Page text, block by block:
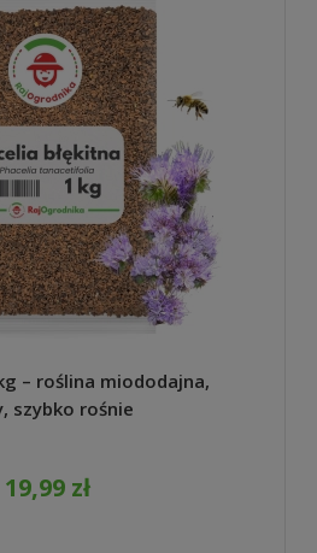
– roślina miododajna,
szybko rośnie
19,99 zł